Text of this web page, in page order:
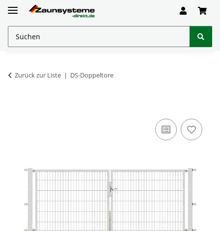
Zurück zur Liste DS-Doppeltore